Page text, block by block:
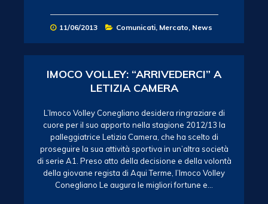
11/06/2013 Comunicati, Mercato, News
IMOCO VOLLEY: “ARRIVEDERCI” A
LETIZIA CAMERA
L’Imoco Volley Conegliano desidera ringraziare di
cuore per il suo apporto nella stagione 2012/13 la
palleggiatrice Letizia Camera, che ha scelto di
proseguire la sua attività sportiva in un’altra società
di serie A1. Preso atto della decisione e della volontà
della giovane regista di Aqui Terme, l’Imoco Volley
Conegliano Le augura le migliori fortune e…